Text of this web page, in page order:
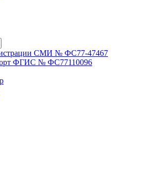
СМИ № ФС77-47467
ФГИС № ФС77110096